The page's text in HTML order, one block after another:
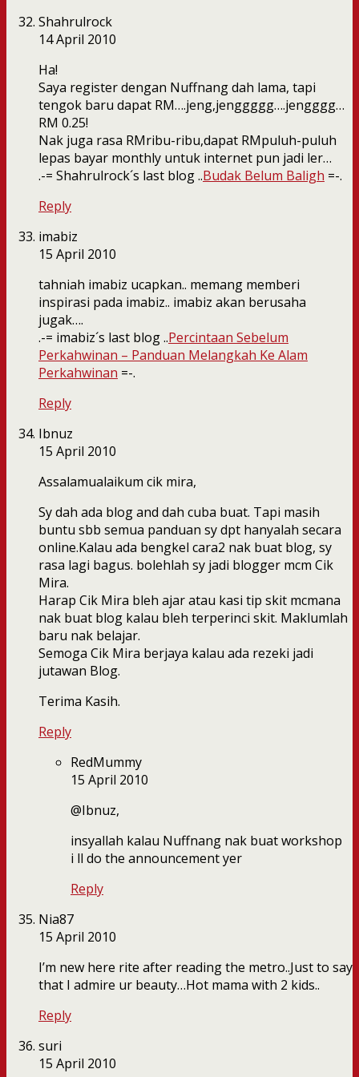
Shahrulrock
14 April 2010
Ha!
Saya register dengan Nuffnang dah lama, tapi
tengok baru dapat RM….jeng,jenggggg….jengggg…
RM 0.25!
Nak juga rasa RMribu-ribu,dapat RMpuluh-puluh
lepas bayar monthly untuk internet pun jadi ler…
.-= Shahrulrock´s last blog ..Budak Belum Baligh =-.
Reply
imabiz
15 April 2010
tahniah imabiz ucapkan.. memang memberi
inspirasi pada imabiz.. imabiz akan berusaha
jugak….
.-= imabiz´s last blog ..Percintaan Sebelum
Perkahwinan – Panduan Melangkah Ke Alam
Perkahwinan =-.
Reply
Ibnuz
15 April 2010
Assalamualaikum cik mira,
Sy dah ada blog and dah cuba buat. Tapi masih
buntu sbb semua panduan sy dpt hanyalah secara
online.Kalau ada bengkel cara2 nak buat blog, sy
rasa lagi bagus. bolehlah sy jadi blogger mcm Cik
Mira.
Harap Cik Mira bleh ajar atau kasi tip skit mcmana
nak buat blog kalau bleh terperinci skit. Maklumlah
baru nak belajar.
Semoga Cik Mira berjaya kalau ada rezeki jadi
jutawan Blog.
Terima Kasih.
Reply
RedMummy
15 April 2010
@Ibnuz,
insyallah kalau Nuffnang nak buat workshop
i ll do the announcement yer
Reply
Nia87
15 April 2010
I’m new here rite after reading the metro..Just to say
that I admire ur beauty…Hot mama with 2 kids..
Reply
suri
15 April 2010